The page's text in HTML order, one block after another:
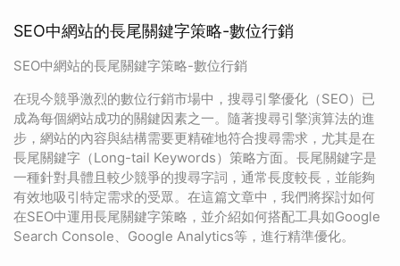
SEO中網站的長尾關鍵字策略-數位行銷
SEO中網站的長尾關鍵字策略-數位行銷
在現今競爭激烈的數位行銷市場中，搜尋引擎優化（SEO）已
成為每個網站成功的關鍵因素之一。隨著搜尋引擎演算法的進
步，網站的內容與結構需要更精確地符合搜尋需求，尤其是在
長尾關鍵字（Long-tail Keywords）策略方面。長尾關鍵字是
一種針對具體且較少競爭的搜尋字詞，通常長度較長，並能夠
有效地吸引特定需求的受眾。在這篇文章中，我們將探討如何
在SEO中運用長尾關鍵字策略，並介紹如何搭配工具如Google
Search Console、Google Analytics等，進行精準優化。